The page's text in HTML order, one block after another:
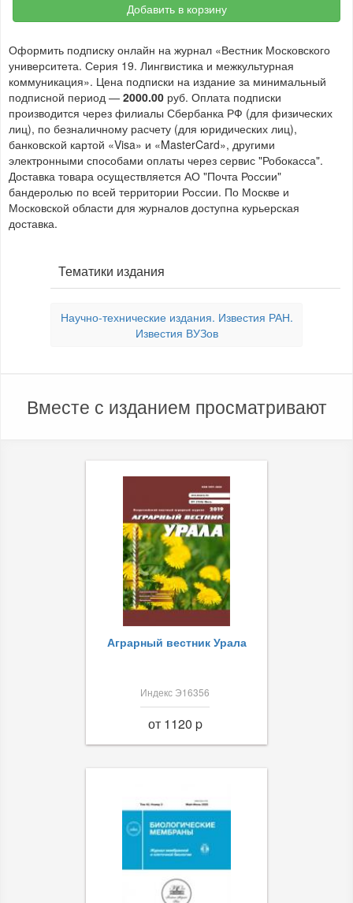
Добавить в корзину
Оформить подписку онлайн на журнал «Вестник Московского
университета. Серия 19. Лингвистика и межкультурная
коммуникация». Цена подписки на издание за минимальный
подписной период — 2000.00 руб. Оплата подписки
производится через филиалы Сбербанка РФ (для физических
лиц), по безналичному расчету (для юридических лиц),
банковской картой «Visa» и «MasterCard», другими
электронными способами оплаты через сервис "Робокасса".
Доставка товара осуществляется АО "Почта России"
бандеролью по всей территории России. По Москве и
Московской области для журналов доступна курьерская
доставка.
Тематики издания
Научно-технические издания. Известия РАН.
Известия ВУЗов
Вместе с изданием просматривают
Аграрный вестник Урала
Индекс Э16356
от 1120 p